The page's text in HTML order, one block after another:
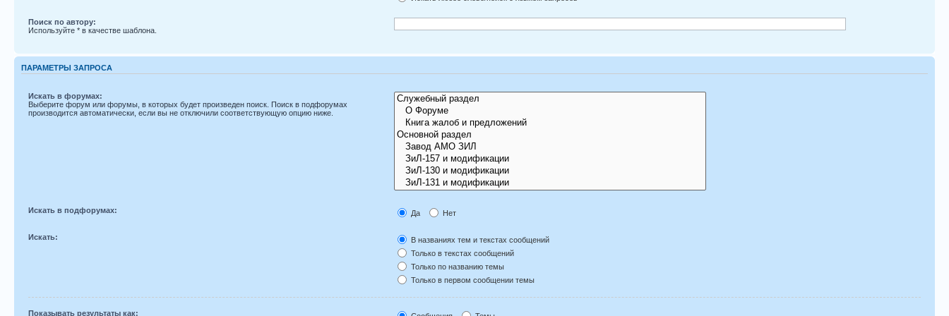
Поиск по автору:
Используйте * в качестве шаблона.
ПАРАМЕТРЫ ЗАПРОСА
Искать в форумах:
Выберите форум или форумы, в которых будет произведен поиск. Поиск в подфорумах
производится автоматически, если вы не отключили соответствующую опцию ниже.
Искать в подфорумах: Да Нет
Искать:
В названиях тем и текстах сообщений
Только в текстах сообщений
Только по названию темы
Только в первом сообщении темы
Показывать результаты как: